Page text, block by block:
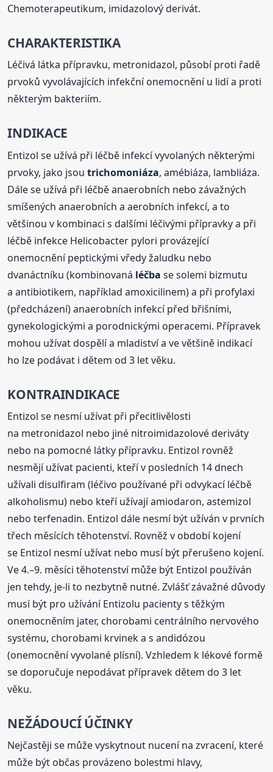
Chemoterapeutikum, imidazolový derivát.
CHARAKTERISTIKA
Léčivá látka přípravku, metronidazol, působí proti řadě
prvoků vyvolávajících infekční onemocnění u lidí a proti
některým bakteriím.
INDIKACE
Entizol se užívá při léčbě infekcí vyvolaných některými
prvoky, jako jsoutrichomoniáza, amébiáza, lambliáza.
Dále se užívá při léčbě anaerobních nebo závažných
smíšených anaerobních a aerobních infekcí, a to
většinou v kombinaci s dalšími léčivými přípravky a při
léčbě infekce Helicobacter pylori provázející
onemocnění peptickými vředy žaludku nebo
dvanáctníku (kombinovaná léčba se solemi bizmutu
a antibiotikem, například amoxicilinem) a při profylaxi
(předcházení) anaerobních infekcí před břišními,
gynekologickými a porodnickými operacemi. Přípravek
mohou užívat dospělí a mladiství a ve většině indikací
ho lze podávat i dětem od 3 let věku.
KONTRAINDIKACE
Entizol se nesmí užívat při přecitlivělosti
na metronidazol nebo jiné nitroimidazolové deriváty
nebo na pomocné látky přípravku. Entizol rovněž
nesmějí užívat pacienti, kteří v posledních 14 dnech
užívali disulfiram (léčivo používané při odvykací léčbě
alkoholismu) nebo kteří užívají amiodaron, astemizol
nebo terfenadin. Entizol dále nesmí být užíván v prvních
třech měsících těhotenství. Rovněž v období kojení
se Entizol nesmí užívat nebo musí být přerušeno kojení.
Ve 4.–9. měsíci těhotenství může být Entizol používán
jen tehdy, je-li to nezbytně nutné. Zvlášť závažné důvody
musí být pro užívání Entizolu pacienty s těžkým
onemocněním jater, chorobami centrálního nervového
systému, chorobami krvinek a s andidózou
(onemocnění vyvolané plísní). Vzhledem k lékové formě
se doporučuje nepodávat přípravek dětem do 3 let
věku.
NEŽÁDOUCÍ ÚČINKY
Nejčastěji se může vyskytnout nucení na zvracení, které
může být občas provázeno bolestmi hlavy,